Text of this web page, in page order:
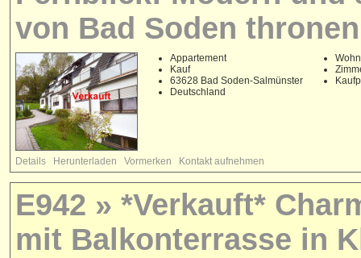
von Bad Soden
Appartement
Kauf
63628 Bad Soden-Salmünster
Deutschland
Details Herunterladen Vormerken Kontakt aufnehmen
E942 » *Verkauft*
mit Balkonterrasse in